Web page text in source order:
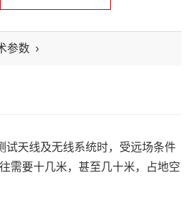
参数
试天线及无线系统时，受远场条件
需要十几米，甚至几十米，占地空